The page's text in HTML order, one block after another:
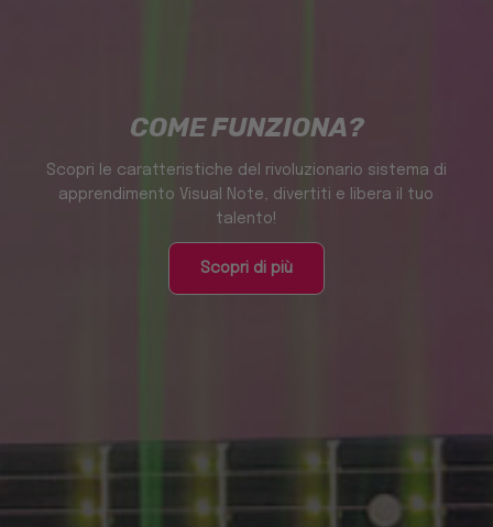
COME FUNZIONA?
Scopri le caratteristiche del rivoluzionario sistema di
apprendimento Visual Note, divertiti e libera il tuo
talento!
Scopri di più